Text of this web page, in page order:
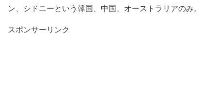
ン、シドニーという韓国、中国、オーストラリアのみ。
スポンサーリンク